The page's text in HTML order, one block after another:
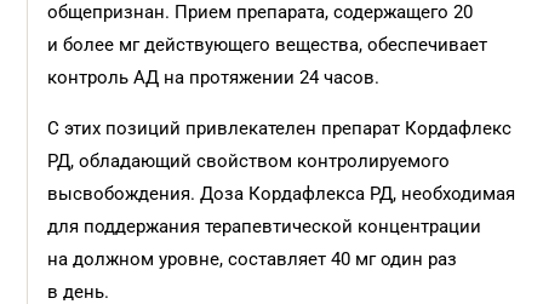
общепризнан. Прием препарата, содержащего 20
и более мг действующего вещества, обеспечивает
контроль АД на протяжении 24 часов.
С этих позиций привлекателен препарат Кордафлекс
РД, обладающий свойством контролируемого
высвобождения. Доза Кордафлекса РД, необходимая
для поддержания терапевтической концентрации
на должном уровне, составляет 40 мг один раз
в день.